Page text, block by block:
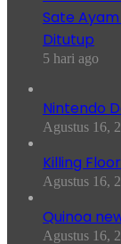
Sate Ayam
Ditutup
5 hari ago
Nintendo
Agustus 16,
Killing
Agustus 16,
Quinoa
Agustus 16,